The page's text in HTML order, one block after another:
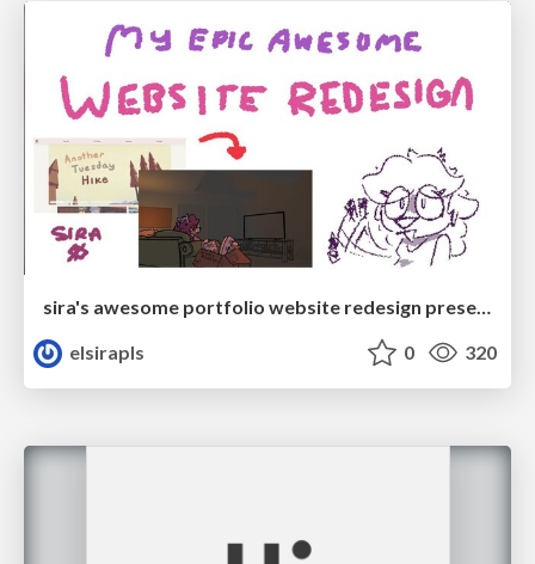
sira's awesome portfolio website redesign presentation
elsirapls
0 320